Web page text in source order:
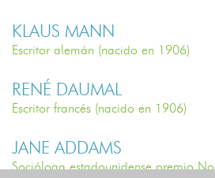
KLAUS MANN
Escritor alemán (nacido en 1906)
RENÉ DAUMAL
Escritor francés (nacido en 1906)
JANE ADDAMS
Socióloga estadounidense premio